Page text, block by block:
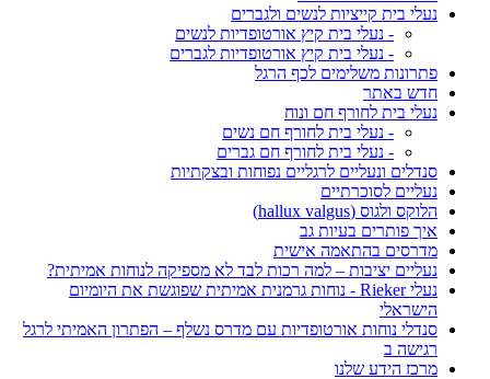
נעלי בית קייציות לנשים ולגברים
- נעלי בית קיץ אורטופדיות לנשים
- נעלי בית קיץ אורטופדיות לגברים
פתרונות משלימים לכף הרגל
חדש באתר
נעלי בית לחורף חם ונוח
- נעלי בית לחורף חם נשים
- נעלי בית לחורף חם גברים
סנדלים ונעליים לרגליים נפוחות ובצקתיות
נעליים לסוכרתיים
הלוקס ולגוס (hallux valgus)
איך פותרים בעיות גב
מדרסים בהתאמה אישית
נעליים יציבות – למה רכות לבד לא מספיקה לנוחות אמיתית?
נעלי Rieker - נוחות גרמנית אמיתית שפוגשת את היומיום
הישראלי
סנדלי נוחות אורטופדיות עם מדרס נשלף – הפתרון האמיתי לרגל
רגישה ב
מרכז הידע שלנו